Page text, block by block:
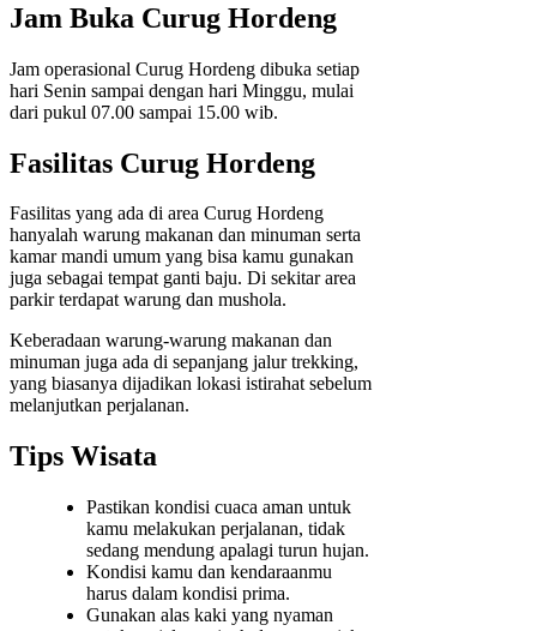
Jam Buka Curug Hordeng
Jam operasional Curug Hordeng dibuka setiap
hari Senin sampai dengan hari Minggu, mulai
dari pukul 07.00 sampai 15.00 wib.
Fasilitas Curug Hordeng
Fasilitas yang ada di area Curug Hordeng
hanyalah warung makanan dan minuman serta
kamar mandi umum yang bisa kamu gunakan
juga sebagai tempat ganti baju. Di sekitar area
parkir terdapat warung dan mushola.
Keberadaan warung-warung makanan dan
minuman juga ada di sepanjang jalur trekking,
yang biasanya dijadikan lokasi istirahat sebelum
melanjutkan perjalanan.
Tips Wisata
Pastikan kondisi cuaca aman untuk
kamu melakukan perjalanan, tidak
sedang mendung apalagi turun hujan.
Kondisi kamu dan kendaraanmu
harus dalam kondisi prima.
Gunakan alas kaki yang nyaman